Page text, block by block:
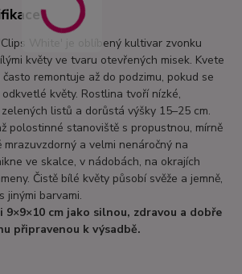
White' je oblíbený kultivar zvonku
květy ve tvaru otevřených misek. Kvete
remontuje až do podzimu, pokud se
květy. Rostlina tvoří nízké,
listů a dorůstá výšky 15–25 cm.
polostinné stanoviště s propustnou, mírně
mrazuvzdorný a velmi nenáročný na
ve skalce, v nádobách, na okrajích
Čistě bílé květy působí svěže a jemně,
jinými barvami.
9×9×10 cm jako silnou, zdravou a dobře
připravenou k výsadbě.